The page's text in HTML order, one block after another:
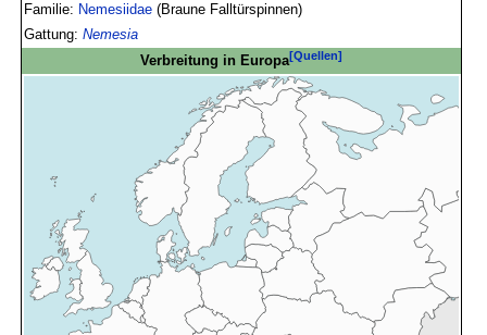
Familie: Nemesiidae (Braune Falltürspinnen)
Gattung:Nemesia
Verbreitung in Europa[Quellen]